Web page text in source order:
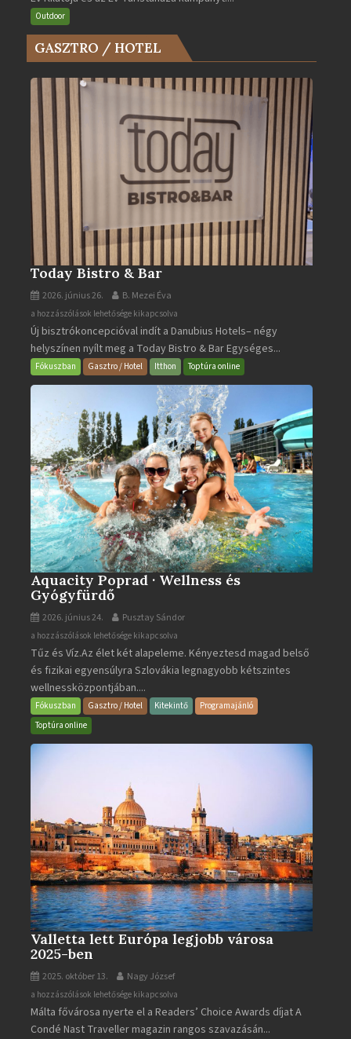
és
az
Év
bejegyzéshez
Outdoor
GASZTRO / HOTEL
Today Bistro & Bar
2026. június 26. B. Mezei Éva
Today
Bistro
&
Bar
bejegyzéshez
a hozzászólások lehetősége kikapcsolva
Új bisztrókoncepcióval indít a Danubius Hotels– négy
helyszínen nyílt meg a Today Bistro & Bar Egységes...
Fókuszban Gasztro / Hotel Itthon Toptúra online
Aquacity Poprad · Wellness és
Gyógyfürdő
2026. június 24. Pusztay Sándor
Aquacity
Poprad
·
Wellness
és
Gyógyfürdő
a hozzászólások lehetősége kikapcsolva
Tűz és Víz.Az élet két alapeleme. Kényeztesd magad belső
és fizikai egyensúlyra Szlovákia legnagyobb kétszintes
wellnessközpontjában....
Fókuszban Gasztro / Hotel Kitekintő
Programajánló
Toptúra online
Valletta lett Európa legjobb városa
2025-ben
2025. október 13. Nagy József
Valletta
lett
Európa
a hozzászólások lehetősége kikapcsolva
Málta fővárosa nyerte el a Readers’ Choice Awards díjat A
Condé Nast Traveller magazin rangos szavazásán...